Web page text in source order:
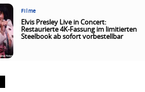
Filme
Elvis Presley Live in Concert:
Restaurierte 4K-Fassung im limitierten
Steelbook ab sofort vorbestellbar